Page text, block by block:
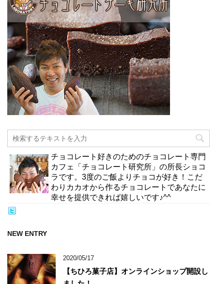
チョコレート好きのためのチョコレート専門
カフェ「チョコレート研究所」の所長ショコ
ラです。3度のご飯よりチョコが好き！こだ
わりカカオから作るチョコレートであなたに
幸せを提供できれば嬉しいです♪^^
NEW ENTRY
2020/05/17
【ちひろ菓子店】オンラインショップ開設し